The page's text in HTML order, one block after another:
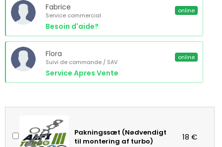
Fabrice
Service commercial
Besoin d'aide?
online
Flora
Suivi de commande / SAV
Service Apres Vente
online
Pakningssæt (Nødvendigt
til montering af turbo)
18 €